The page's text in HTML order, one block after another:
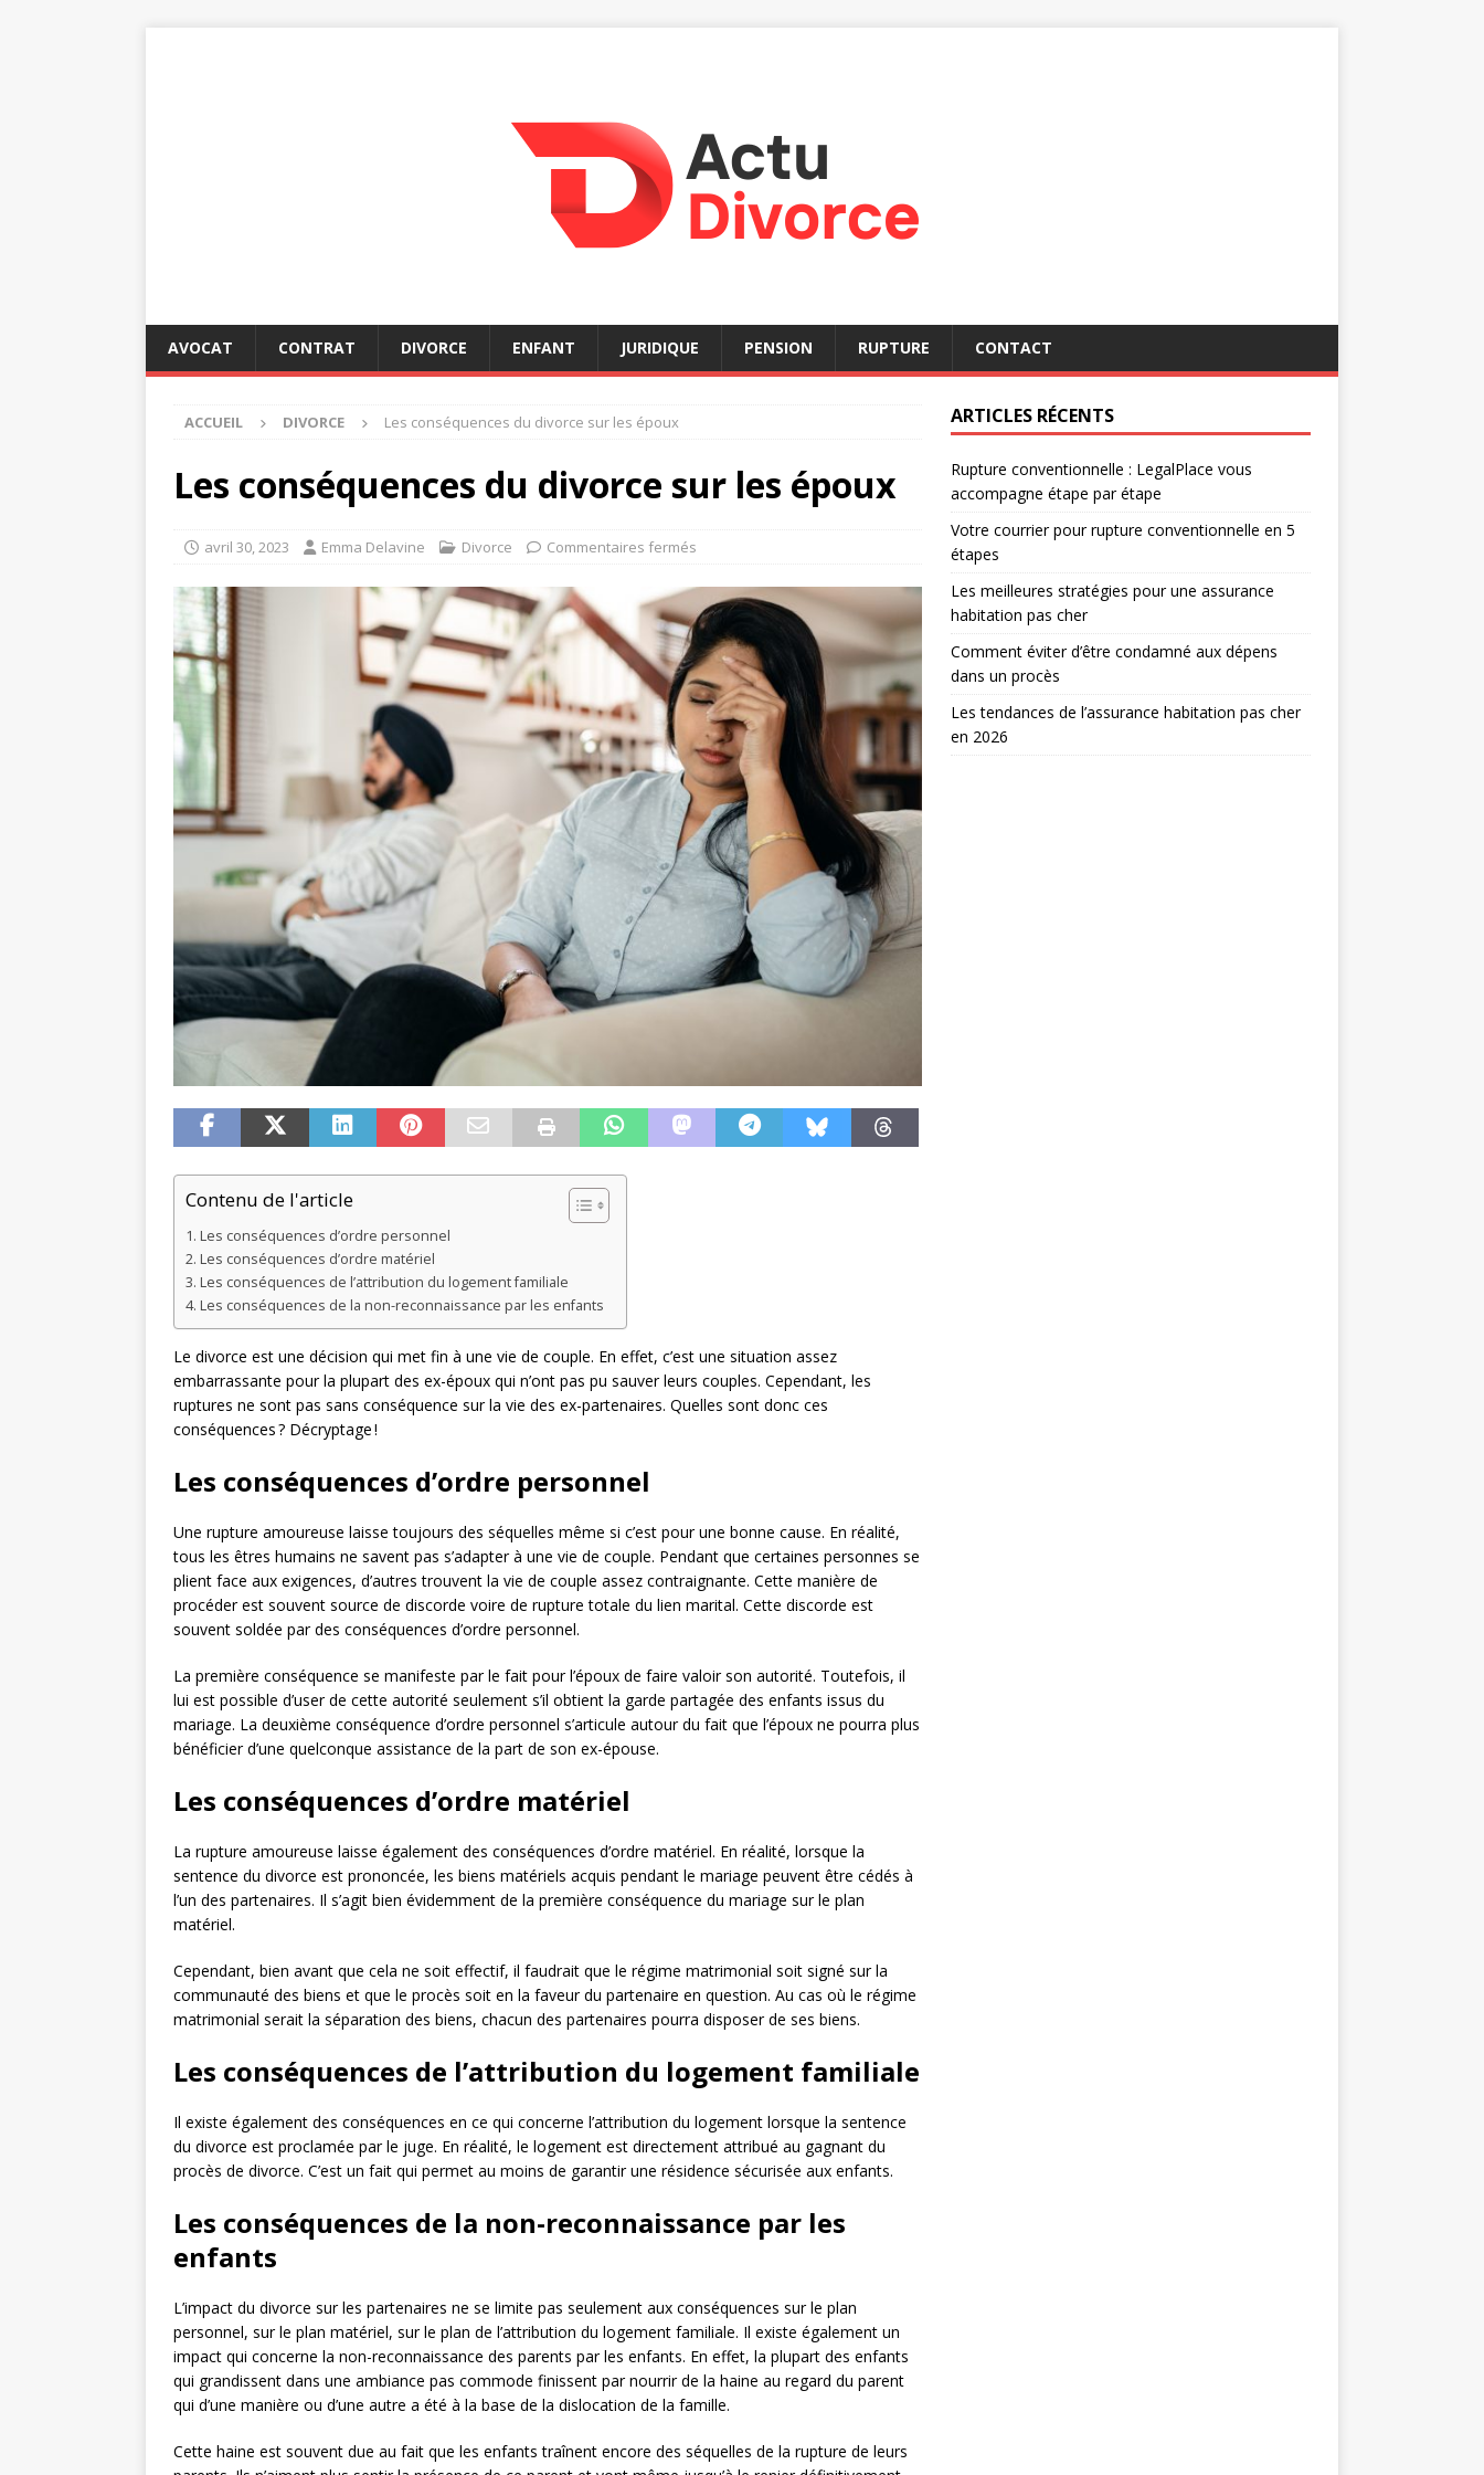
AVOCAT CONTRAT DIVORCE ENFANT JURIDIQUE PENSION RUPTURE CONTACT
ACCUEIL DIVORCE Les conséquences du divorce sur les époux
Les conséquences du divorce sur les époux
avril 30, 2023 Emma Delavine Divorce Commentaires fermés
Contenu de l'article
Les conséquences d’ordre personnel
Les conséquences d’ordre matériel
Les conséquences de l’attribution du logement familiale
Les conséquences de la non-reconnaissance par les enfants
Le divorce est une décision qui met fin à une vie de couple. En effet, c’est une situation assez
embarrassante pour la plupart des ex-époux qui n’ont pas pu sauver leurs couples. Cependant, les
ruptures ne sont pas sans conséquence sur la vie des ex-partenaires. Quelles sont donc ces
conséquences ? Décryptage !
Les conséquences d’ordre personnel
Une rupture amoureuse laisse toujours des séquelles même si c’est pour une bonne cause. En réalité,
tous les êtres humains ne savent pas s’adapter à une vie de couple. Pendant que certaines personnes se
plient face aux exigences, d’autres trouvent la vie de couple assez contraignante. Cette manière de
procéder est souvent source de discorde voire de rupture totale du lien marital. Cette discorde est
souvent soldée par des conséquences d’ordre personnel.
La première conséquence se manifeste par le fait pour l’époux de faire valoir son autorité. Toutefois, il
lui est possible d’user de cette autorité seulement s’il obtient la garde partagée des enfants issus du
mariage. La deuxième conséquence d’ordre personnel s’articule autour du fait que l’époux ne pourra plus
bénéficier d’une quelconque assistance de la part de son ex-épouse.
Les conséquences d’ordre matériel
La rupture amoureuse laisse également des conséquences d’ordre matériel. En réalité, lorsque la
sentence du divorce est prononcée, les biens matériels acquis pendant le mariage peuvent être cédés à
l’un des partenaires. Il s’agit bien évidemment de la première conséquence du mariage sur le plan
matériel.
Cependant, bien avant que cela ne soit effectif, il faudrait que le régime matrimonial soit signé sur la
communauté des biens et que le procès soit en la faveur du partenaire en question. Au cas où le régime
matrimonial serait la séparation des biens, chacun des partenaires pourra disposer de ses biens.
Les conséquences de l’attribution du logement familiale
Il existe également des conséquences en ce qui concerne l’attribution du logement lorsque la sentence
du divorce est proclamée par le juge. En réalité, le logement est directement attribué au gagnant du
procès de divorce. C’est un fait qui permet au moins de garantir une résidence sécurisée aux enfants.
Les conséquences de la non-reconnaissance par les
enfants
L’impact du divorce sur les partenaires ne se limite pas seulement aux conséquences sur le plan
personnel, sur le plan matériel, sur le plan de l’attribution du logement familiale. Il existe également un
impact qui concerne la non-reconnaissance des parents par les enfants. En effet, la plupart des enfants
qui grandissent dans une ambiance pas commode finissent par nourrir de la haine au regard du parent
qui d’une manière ou d’une autre a été à la base de la dislocation de la famille.
Cette haine est souvent due au fait que les enfants traînent encore des séquelles de la rupture de leurs
ARTICLES RÉCENTS
Rupture conventionnelle : LegalPlace vous
accompagne étape par étape
Votre courrier pour rupture conventionnelle en 5
étapes
Les meilleures stratégies pour une assurance
habitation pas cher
Comment éviter d’être condamné aux dépens
dans un procès
Les tendances de l’assurance habitation pas cher
en 2026